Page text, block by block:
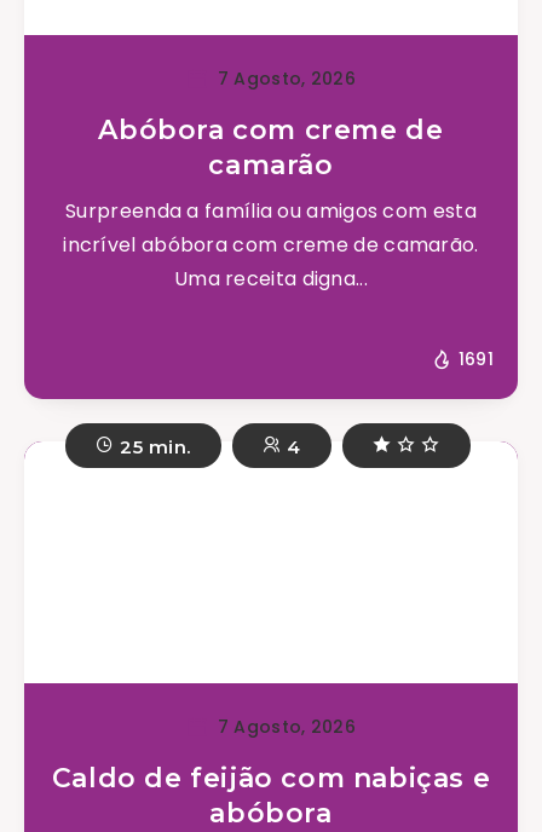
7 Agosto, 2026
Abóbora com creme de
camarão
Surpreenda a família ou amigos com esta
incrível abóbora com creme de camarão.
Uma receita digna...
1691
25 min. 4
7 Agosto, 2026
Caldo de feijão com nabiças e
abóbora